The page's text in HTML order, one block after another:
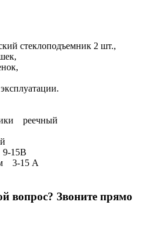
стеклоподъемник 2 шт.,
реечный
15В
3-15 А
вопрос? Звоните прямо